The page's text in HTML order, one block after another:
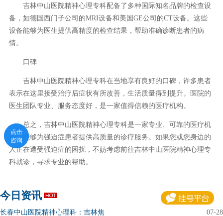
吉林中山医院精神心理专科配备了多种国际知名品牌的检查设
备，如德国西门子公司的MRI设备和美国GE公司的CT设备。这些
设备能够为医生提供高精度的检查结果，帮助准确诊断患者的病
情。
口碑
吉林中山医院精神心理专科在当地享有良好的口碑，许多患者
表示在这里接受治疗后症状有所改善，生活质量得到提升。医院的
医生团队专业、服务态度好，是一家值得信赖的医疗机构。
总之，吉林中山医院精神心理专科是一家专业、可靠的医疗机
构，能够为强迫症患者提供高质量的诊疗服务。如果您或您身边的
人正在遭受强迫症的困扰，不妨考虑前往吉林中山医院精神心理专
科就诊，寻求专业的帮助。
今日资讯
长春中山医院精神心理科：吉林焦
07-28
点击
咨询
点击
咨询